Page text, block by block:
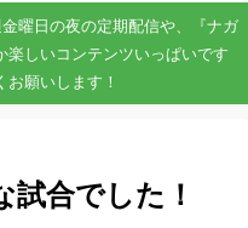
曜日の夜の定期配信や、『ナガ
楽しいコンテンツいっぱいです
お願いします！
合でした！